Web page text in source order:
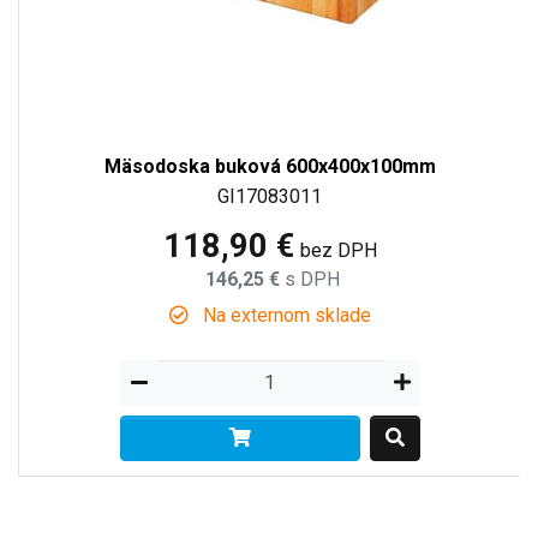
Mäsodoska buková 600x400x100mm
GI17083011
118,90 € bez DPH
146,25 € s DPH
Na externom sklade